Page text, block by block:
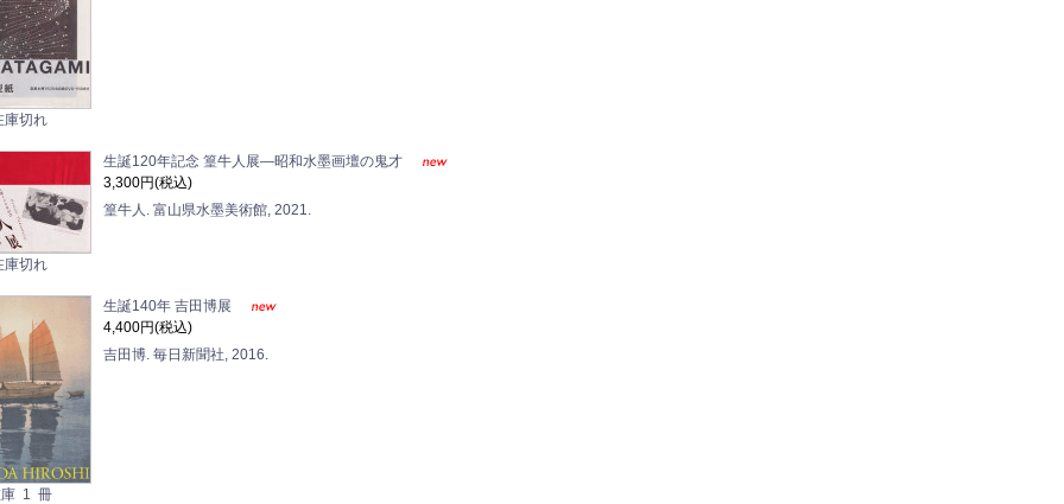
庫切れ
庫切れ
生誕120年記念 篁牛人展―昭和水墨画壇の鬼才
3,300円(税込)
篁牛人. 富山県水墨美術館, 2021.
1 冊
生誕140年 吉田博展
4,400円(税込)
吉田博. 毎日新聞社, 2016.